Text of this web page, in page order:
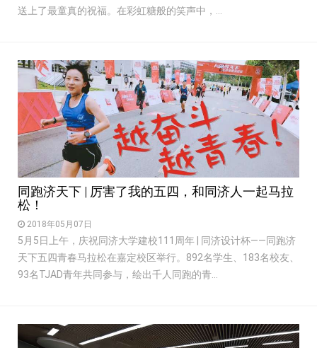
送上了最童真的祝福。在彩虹糖般的笑声中，...
同跑济天下 | 厉害了我的五四，和同济人一起马拉
松！
2018年05月07日
5月5日上午，庆祝同济大学建校111周年 | 同济设计杯——同跑济
天下五四青春马拉松在嘉定校区举行。892名学生、183名校友、
93名TJAD青年共同参与，绘出千人同跑的青...